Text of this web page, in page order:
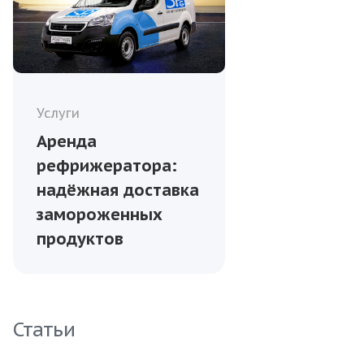
Услуги
Аренда
рефрижератора:
надёжная доставка
замороженных
продуктов
Статьи